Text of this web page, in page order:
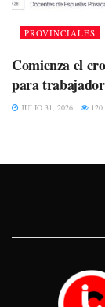
PROVINCIALES
Comienza el
para
JULIO 31, 2026 120